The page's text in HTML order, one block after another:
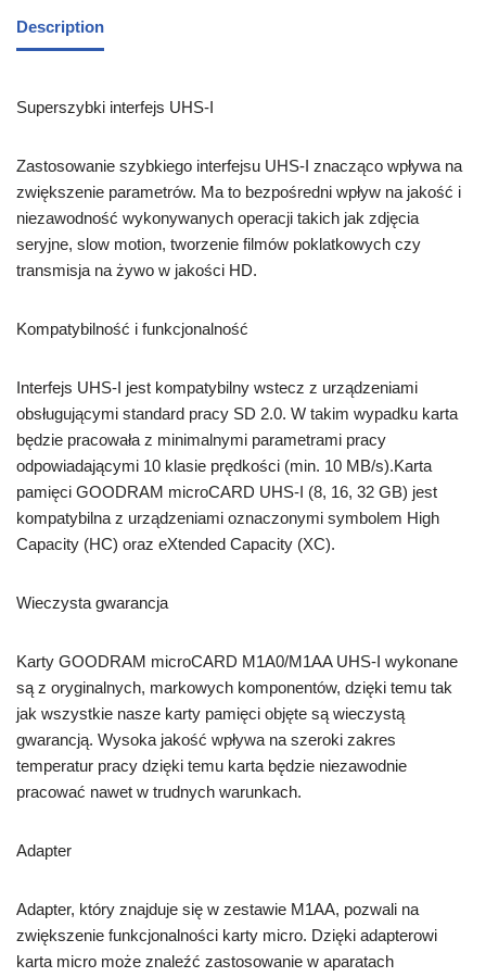
Description
Superszybki interfejs UHS-I
Zastosowanie szybkiego interfejsu UHS-I znacząco wpływa na
zwiększenie parametrów. Ma to bezpośredni wpływ na jakość i
niezawodność wykonywanych operacji takich jak zdjęcia
seryjne, slow motion, tworzenie filmów poklatkowych czy
transmisja na żywo w jakości HD.
Kompatybilność i funkcjonalność
Interfejs UHS-I jest kompatybilny wstecz z urządzeniami
obsługującymi standard pracy SD 2.0. W takim wypadku karta
będzie pracowała z minimalnymi parametrami pracy
odpowiadającymi 10 klasie prędkości (min. 10 MB/s).Karta
pamięci GOODRAM microCARD UHS-I (8, 16, 32 GB) jest
kompatybilna z urządzeniami oznaczonymi symbolem High
Capacity (HC) oraz eXtended Capacity (XC).
Wieczysta gwarancja
Karty GOODRAM microCARD M1A0/M1AA UHS-I wykonane
są z oryginalnych, markowych komponentów, dzięki temu tak
jak wszystkie nasze karty pamięci objęte są wieczystą
gwarancją. Wysoka jakość wpływa na szeroki zakres
temperatur pracy dzięki temu karta będzie niezawodnie
pracować nawet w trudnych warunkach.
Adapter
Adapter, który znajduje się w zestawie M1AA, pozwali na
zwiększenie funkcjonalności karty micro. Dzięki adapterowi
karta micro może znaleźć zastosowanie w aparatach